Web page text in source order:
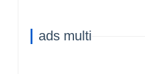
ads multi